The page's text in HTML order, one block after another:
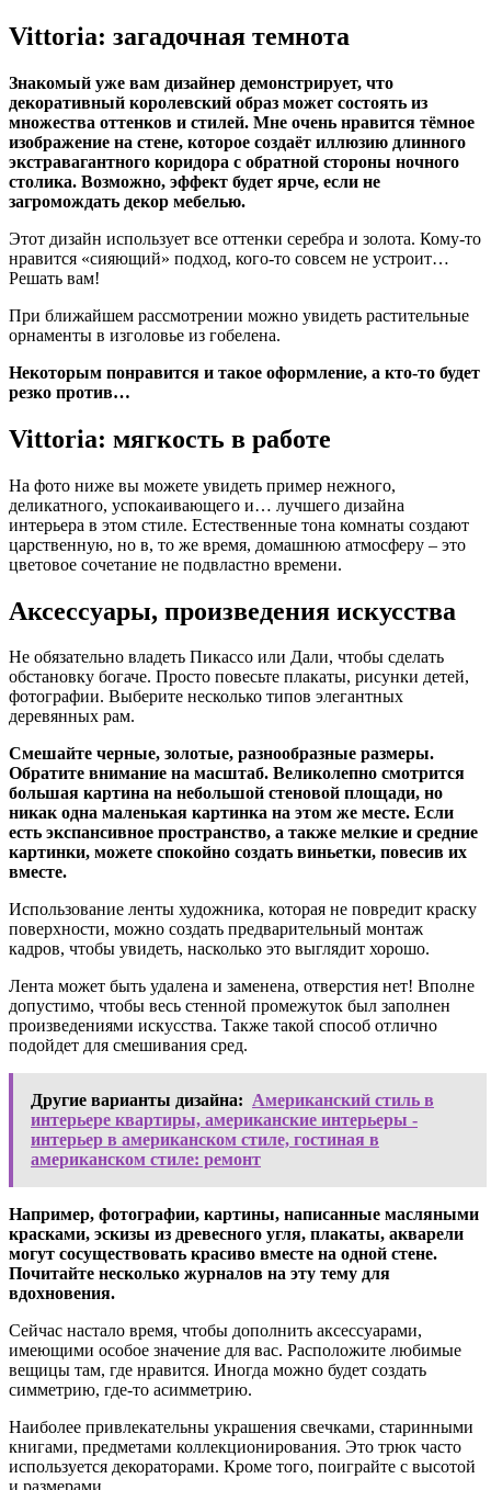
Vittoria: загадочная темнота
Знакомый уже вам дизайнер демонстрирует, что
декоративный королевский образ может состоять из
множества оттенков и стилей. Мне очень нравится тёмное
изображение на стене, которое создаёт иллюзию длинного
экстравагантного коридора с обратной стороны ночного
столика. Возможно, эффект будет ярче, если не
загромождать декор мебелью.
Этот дизайн использует все оттенки серебра и золота. Кому-то
нравится «сияющий» подход, кого-то совсем не устроит…
Решать вам!
При ближайшем рассмотрении можно увидеть растительные
орнаменты в изголовье из гобелена.
Некоторым понравится и такое оформление, а кто-то будет
резко против…
Vittoria: мягкость в работе
На фото ниже вы можете увидеть пример нежного,
деликатного, успокаивающего и… лучшего дизайна
интерьера в этом стиле. Естественные тона комнаты создают
царственную, но в, то же время, домашнюю атмосферу ‒ это
цветовое сочетание не подвластно времени.
Аксессуары, произведения искусства
Не обязательно владеть Пикассо или Дали, чтобы сделать
обстановку богаче. Просто повесьте плакаты, рисунки детей,
фотографии. Выберите несколько типов элегантных
деревянных рам.
Смешайте черные, золотые, разнообразные размеры.
Обратите внимание на масштаб. Великолепно смотрится
большая картина на небольшой стеновой площади, но
никак одна маленькая картинка на этом же месте. Если
есть экспансивное пространство, а также мелкие и средние
картинки, можете спокойно создать виньетки, повесив их
вместе.
Использование ленты художника, которая не повредит краску
поверхности, можно создать предварительный монтаж
кадров, чтобы увидеть, насколько это выглядит хорошо.
Лента может быть удалена и заменена, отверстия нет! Вполне
допустимо, чтобы весь стенной промежуток был заполнен
произведениями искусства. Также такой способ отлично
подойдет для смешивания сред.
Другие варианты дизайна: Американский стиль в
интерьере квартиры, американские интерьеры -
интерьер в американском стиле, гостиная в
американском стиле: ремонт
Например, фотографии, картины, написанные масляными
красками, эскизы из древесного угля, плакаты, акварели
могут сосуществовать красиво вместе на одной стене.
Почитайте несколько журналов на эту тему для
вдохновения.
Сейчас настало время, чтобы дополнить аксессуарами,
имеющими особое значение для вас. Расположите любимые
вещицы там, где нравится. Иногда можно будет создать
симметрию, где-то асимметрию.
Наиболее привлекательны украшения свечками, старинными
книгами, предметами коллекционирования. Это трюк часто
используется декораторами. Кроме того, поиграйте с высотой